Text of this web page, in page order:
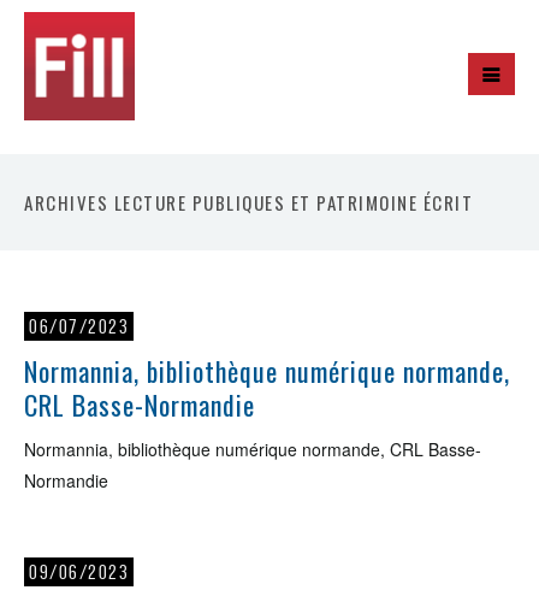
ARCHIVES LECTURE PUBLIQUES ET PATRIMOINE ÉCRIT
06/07/2023
Normannia, bibliothèque numérique normande,
CRL Basse-Normandie
Normannia, bibliothèque numérique normande, CRL Basse-
Normandie
09/06/2023